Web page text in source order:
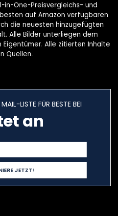
in-One-Preisvergleichs- und
auf Amazon verfügbaren
die neuesten hinzugefügten
Alle Bilder unterliegen dem
Alle zitierten Inhalte
Quellen.
LISTE FÜR BESTE BEI
an